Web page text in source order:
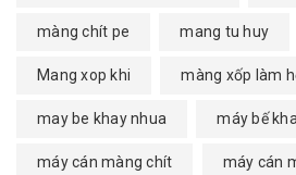
màng chít pe mang tu huy
Mang xop khi màng xốp làm
may be khay nhua máy bế
máy cán màng chít máy cán